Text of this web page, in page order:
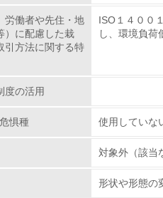
証を取得している
源（投入原料、水等）とエネルギ
源とエネルギーの使用量の把握を
労働者や先住・地
）に配慮した栽
引方法に関する特
ISO１４００
し、環境負荷
度の活用
惧種 使用していな
対象外（該当
形状や形態の